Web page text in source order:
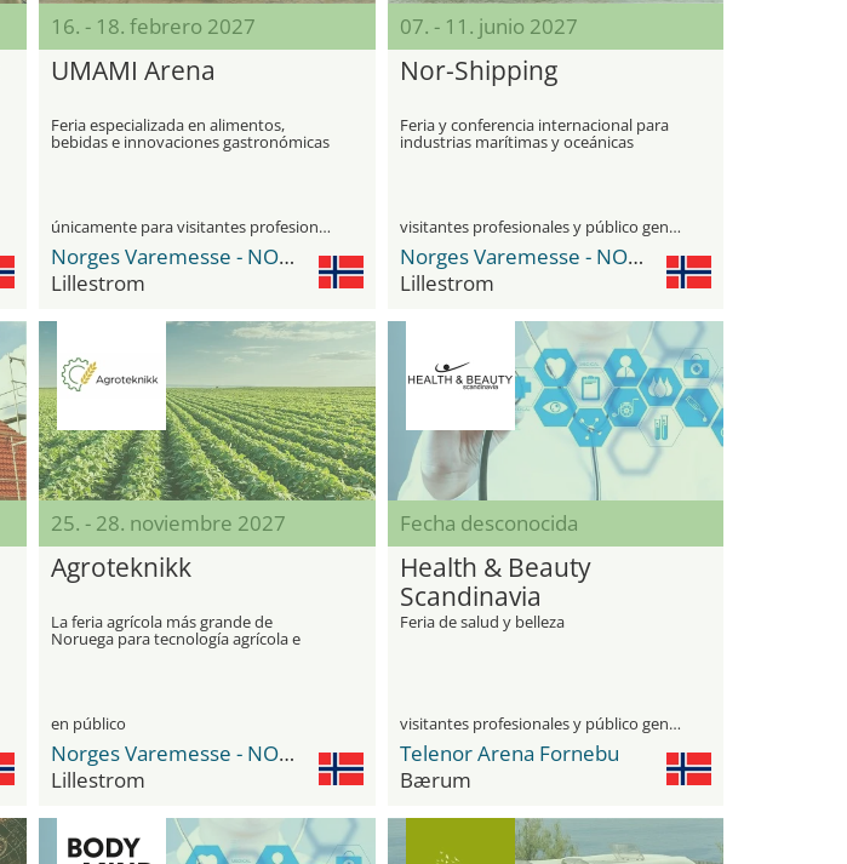
16. - 18. febrero 2027
UMAMI Arena
Feria especializada en alimentos,
bebidas e innovaciones gastronómicas
únicamente para visitantes profesionales
Norges Varemesse - NOVA Spektrum
Lillestrom
07. - 11. junio 2027
Nor-Shipping
Feria y conferencia internacional para
industrias marítimas y oceánicas
visitantes profesionales y público general
Norges Varemesse - NOVA Spektrum
Lillestrom
25. - 28. noviembre 2027
Agroteknikk
La feria agrícola más grande de
Noruega para tecnología agrícola e
innovaciones
en público
Norges Varemesse - NOVA Spektrum
Lillestrom
Fecha desconocida
Health & Beauty
Scandinavia
Feria de salud y belleza
visitantes profesionales y público general
Telenor Arena Fornebu
Bærum